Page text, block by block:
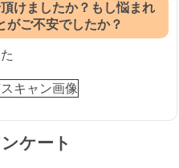
けましたか？もし悩まれ
がご不安でしたか？
ケート